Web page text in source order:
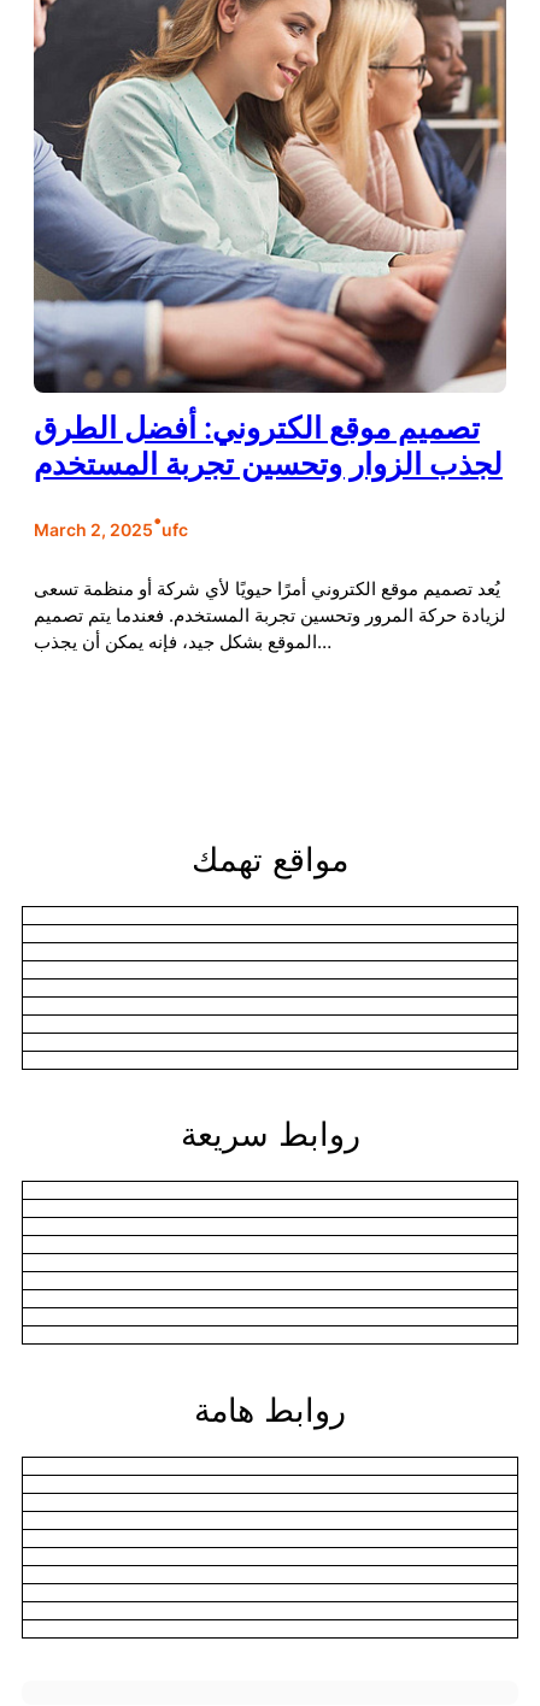
تصميم موقع الكتروني: أفضل الطرق
لجذب الزوار وتحسين تجربة المستخدم
March 2, 2025•ufc
يُعد تصميم موقع الكتروني أمرًا حيويًا لأي شركة أو منظمة تسعى
لزيادة حركة المرور وتحسين تجربة المستخدم. فعندما يتم تصميم
الموقع بشكل جيد، فإنه يمكن أن يجذب…
مواقع تهمك
روابط سريعة
روابط هامة